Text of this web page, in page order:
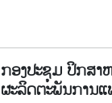
ກອງປະຊຸມ ປຶກສາ
ຜະລິດຕະພັນການ